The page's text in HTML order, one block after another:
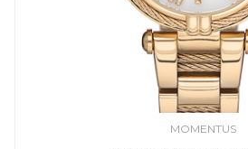
MOMENTUS